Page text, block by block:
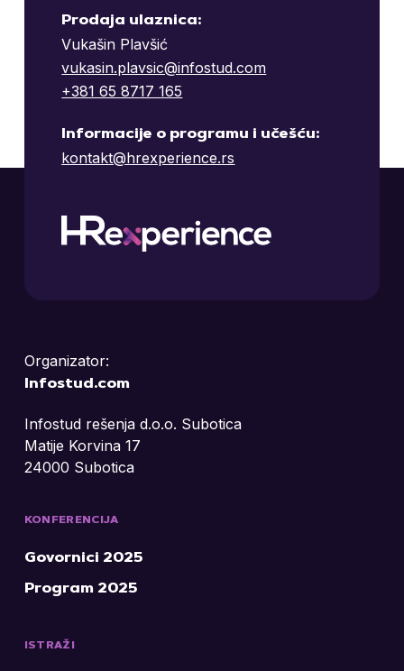
Prodaja ulaznica:
Vukašin Plavšić
vukasin.plavsic@infostud.com
+381 65 8717 165
Informacije o programu i učešću:
kontakt@hrexperience.rs
Organizator:
Infostud.com
Infostud rešenja d.o.o. Subotica
Matije Korvina 17
24000 Subotica
KONFERENCIJA
Govornici 2025
Program 2025
ISTRAŽI